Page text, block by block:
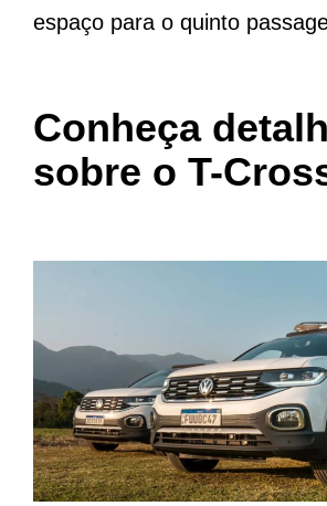
espaço para o quinto
Conheça
sobre o T-